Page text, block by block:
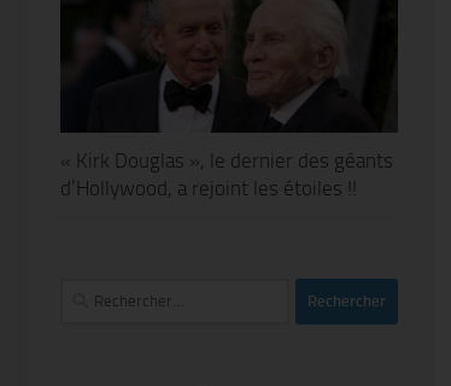
« Kirk Douglas », le dernier des géants
d’Hollywood, a rejoint les étoiles !!
Rechercher :